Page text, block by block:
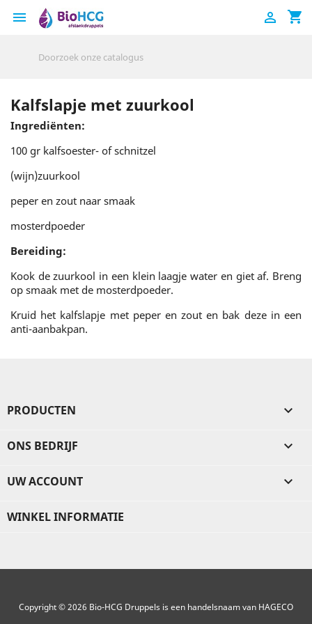
 shopping_cart

Kalfslapje met zuurkool
Ingrediënten:
100 gr kalfsoester- of schnitzel
(wijn)zuurkool
peper en zout naar smaak
mosterdpoeder
Bereiding:
Kook de zuurkool in een klein laagje water en giet af. Breng
op smaak met de mosterdpoeder.
Kruid het kalfslapje met peper en zout en bak deze in een
anti-aanbakpan.
PRODUCTEN 
ONS BEDRIJF 
UW ACCOUNT 
WINKEL INFORMATIE
Copyright © 2026 Bio-HCG Druppels is een handelsnaam van HAGECO